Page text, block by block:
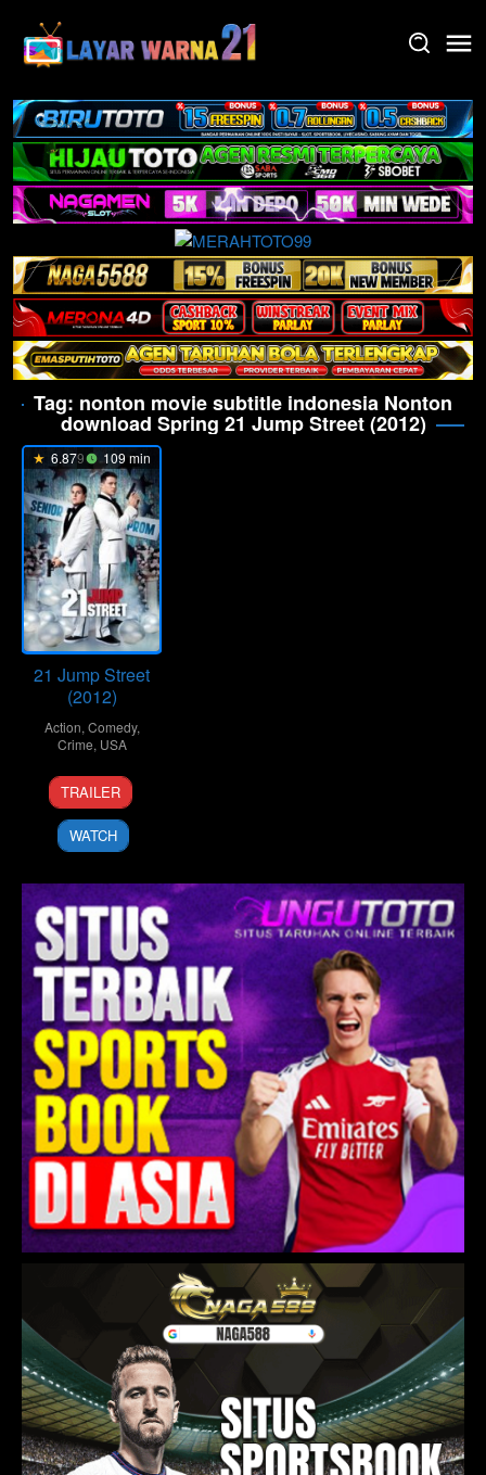
content
Tag: nonton movie subtitle indonesia Nonton
download Spring 21 Jump Street (2012)
6.879 109 min
21 Jump Street
(2012)
Action, Comedy,
Crime, USA
14
Mar
2012
Phil
Lord
TRAILER
WATCH